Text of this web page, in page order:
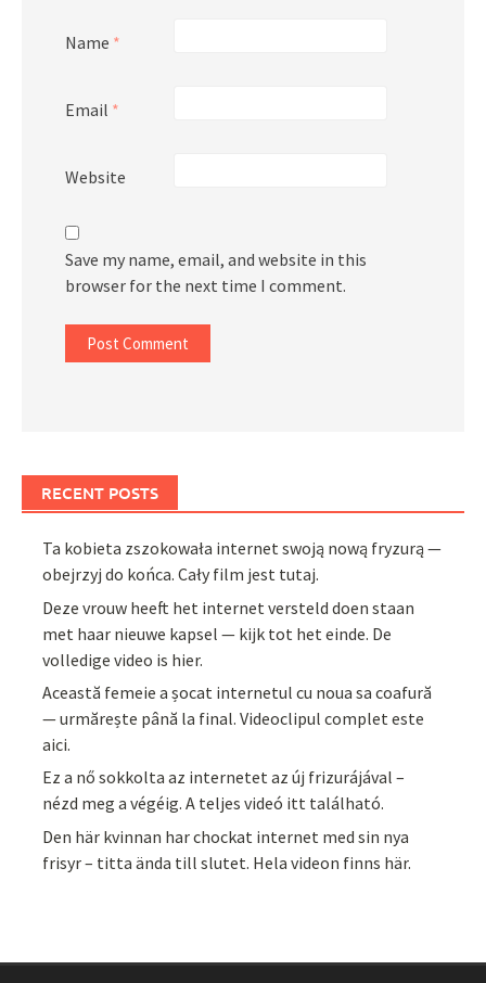
Name *
Email *
Website
Save my name, email, and website in this
browser for the next time I comment.
RECENT POSTS
Ta kobieta zszokowała internet swoją nową fryzurą —
obejrzyj do końca. Cały film jest tutaj.
Deze vrouw heeft het internet versteld doen staan
met haar nieuwe kapsel — kijk tot het einde. De
volledige video is hier.
Această femeie a șocat internetul cu noua sa coafură
— urmărește până la final. Videoclipul complet este
aici.
Ez a nő sokkolta az internetet az új frizurájával –
nézd meg a végéig. A teljes videó itt található.
Den här kvinnan har chockat internet med sin nya
frisyr – titta ända till slutet. Hela videon finns här.